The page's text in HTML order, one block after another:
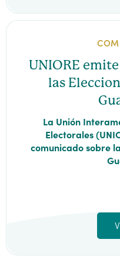
UNIORE
las
La Unión
Electorales
comunicado sobre